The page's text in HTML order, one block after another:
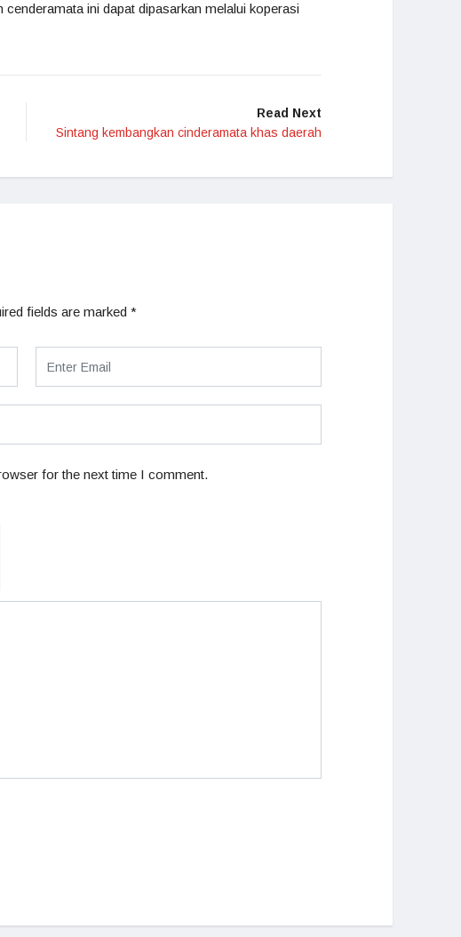
cenderamata ini dapat dipasarkan melalui koperasi
Read Next
Sintang kembangkan cinderamata khas daerah
fields are marked *
for the next time I comment.